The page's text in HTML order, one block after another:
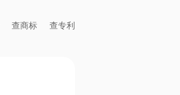
查商标 查专利